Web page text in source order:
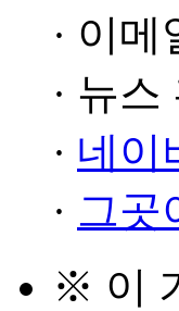
· 이메
· 뉴
· 네이
· 그곳
※ 이